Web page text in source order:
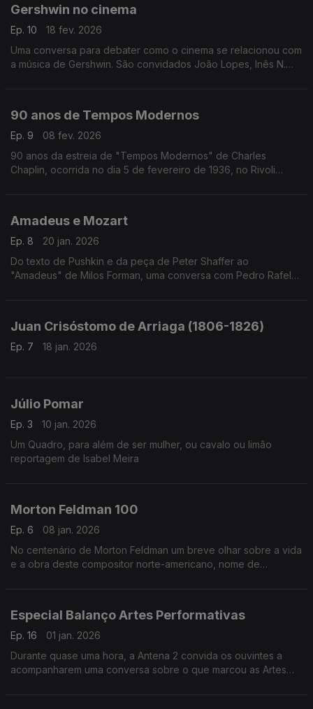
Gershwin no cinema
Ep. 10
18 fev. 2026
Uma conversa para debater como o cinema se relacionou com
a música de Gershwin. São convidados João Lopes, Inês N.
90 anos de Tempos Modernos
Ep. 9
08 fev. 2026
90 anos da estreia de "Tempos Modernos" de Charles
Chaplin, ocorrida no dia 5 de fevereiro de 1936, no Rivoli
Amadeus e Mozart
Ep. 8
20 jan. 2026
Do texto de Pushkin e da peça de Peter Shaffer ao
"Amadeus" de Milos Forman, uma conversa com Pedro Rafel
Juan Crisóstomo de Arriaga (1806-1826)
Ep. 7 18 jan. 2026
Júlio Pomar
Ep. 3
10 jan. 2026
Um Quadro, para além de ser mulher, ou cavalo ou limão
reportagem de Isabel Meira
Morton Feldman 100
Ep. 6
08 jan. 2026
No centenário de Morton Feldman um breve olhar sobre a vida
e a obra deste compositor norte-americano, nome de
Especial Balanço Artes Performativas
Ep. 16
01 jan. 2026
Durante quase uma hora, a Antena 2 convida os ouvintes a
acompanharem uma conversa sobre o que marcou as Artes